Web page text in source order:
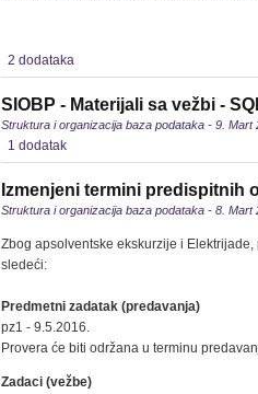
2 dodataka
SIOBP - Materijali sa vežbi -
Struktura i organizacija baza podataka - 9. Mart
1 dodatak
Izmenjeni termini predispitnih
Struktura i organizacija baza podataka - 8. Mart
Zbog apsolventske ekskurzije i
sledeći:
Predmetni zadatak (predavanja)
pz1 - 9.5.2016.
Provera će biti održana u terminu
Zadaci (vežbe)